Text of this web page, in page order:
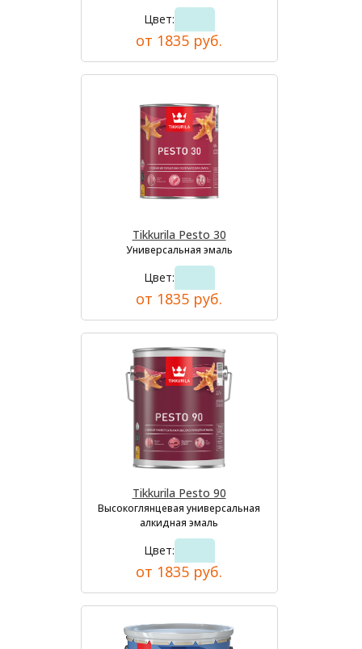
Цвет:
от 1835 руб.
Tikkurila Pesto 30
Универсальная эмаль
Цвет:
от 1835 руб.
Tikkurila Pesto 90
Высокоглянцевая универсальная
алкидная эмаль
Цвет:
от 1835 руб.